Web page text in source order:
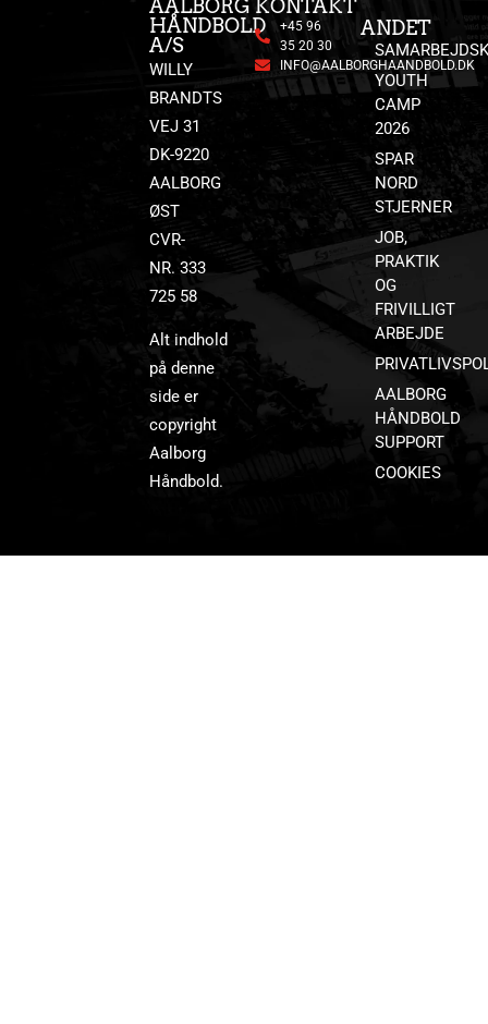
AALBORG
HÅNDBOLD
A/S
WILLY
BRANDTS
VEJ 31
DK-9220
AALBORG
ØST
CVR-
NR. 333
725 58
Alt indhold
på denne
side er
copyright
Aalborg
Håndbold.
KONTAKT
+45 96
35 20 30
INFO@AALBORGHAANDBOLD.DK
ANDET
YOUTH
CAMP
2026
SPAR
NORD
STJERNER
JOB,
PRAKTIK
OG
FRIVILLIGT
ARBEJDE
AALBORG
HÅNDBOLD
SUPPORT
COOKIES